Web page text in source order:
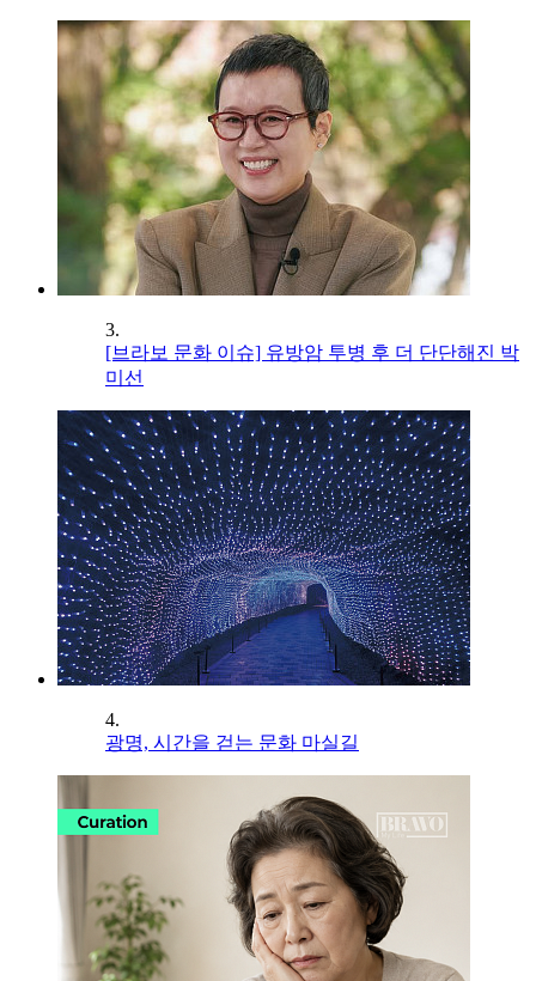
3.
[브라보 문화 이슈] 유방암 투병 후 더 단단해진 박
미선
4.
광명, 시간을 걷는 문화 마실길